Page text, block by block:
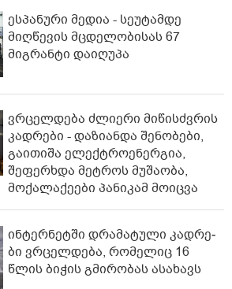
ესპანური მედია - სეუტამდე
მიღწევის მცდელობისას 67
მიგრანტი დაიღუპა
ვრცელდება ძლიერი მიწისძვრის
კადრები - დაზიანდა შენობები,
გაითიშა ელექტროენერგია,
შეფერხდა მეტროს მუშაობა,
მოქალაქეები პანიკამ მოიცვა
ინ­ტერ­ნეტ­ში დრა­მა­ტუ­ლი კად­რე­
ბი ვრცელდება, რომელიც 16
წლის ბიჭის გმირობას ასახავს